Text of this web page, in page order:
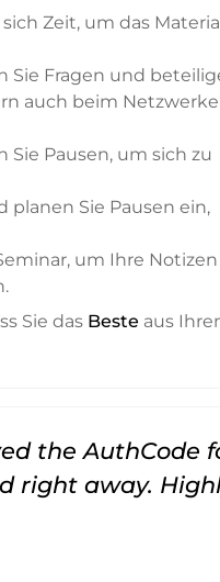
Zeit, um das
Sie Fragen und
auch beim
Pausen, um sich zu
planen Sie Pausen ein,
um Ihre Notizen
Sie das Beste aus
the AuthCode
right away.